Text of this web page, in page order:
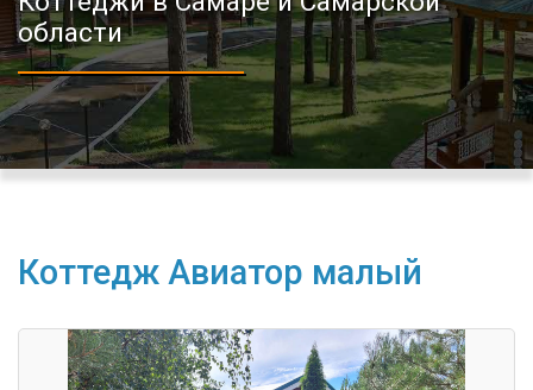
области
Коттедж Авиатор малый